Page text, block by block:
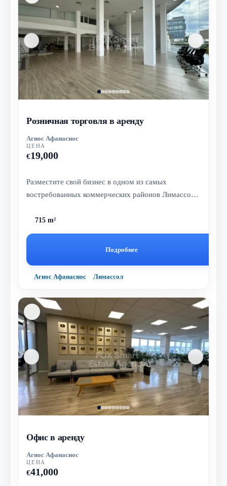
Розничная торговля в аренду
Агиос Афанасиос
ЦЕНА
€19,000
Разместите свой бизнес в одном из самых
востребованных коммерческих районов Лимассола
715 m²
Подробнее
Агиос Афанасиос Лимассол
Офис в аренду
Агиос Афанасиос
ЦЕНА
€41,000